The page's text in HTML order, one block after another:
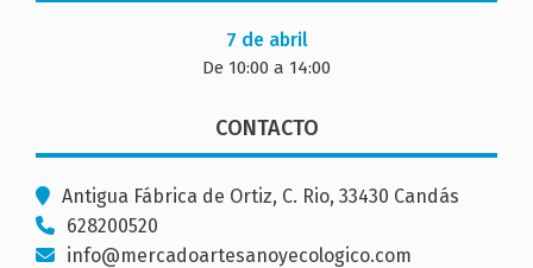
7 de abril
De 10:00 a 14:00
CONTACTO
Antigua Fábrica de Ortiz, C. Rio, 33430 Candás
628200520
info@mercadoartesanoyecologico.com